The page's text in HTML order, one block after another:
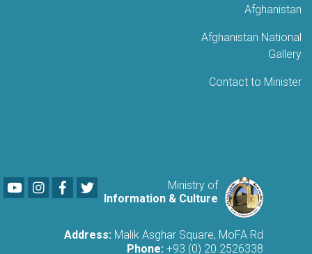
Afghanistan
Afghanistan National
Gallery
Contact to Minister
Ministry of
Information & Culture
YoutubeLinkedIn
Facebook
Address: Malik Asghar Square, MoFA Rd
Phone: +93 (0) 20 2526338